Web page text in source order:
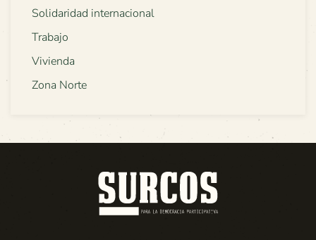
Solidaridad internacional
Trabajo
Vivienda
Zona Norte